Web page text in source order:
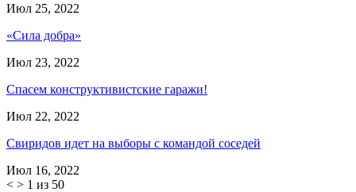
Июл 25, 2022
«Сила добра»
Июл 23, 2022
Спасем конструктивистские гаражи!
Июл 22, 2022
Свиридов идет на выборы с командой соседей
Июл 16, 2022
< > 1 из 50